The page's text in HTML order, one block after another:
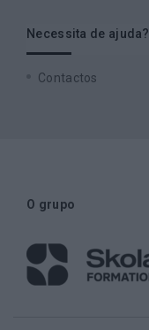
Necessita de ajuda?
Contactos
O grupo